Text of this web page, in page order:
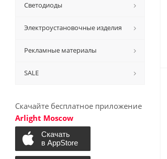
Светодиоды
Электроустановочные изделия
Рекламные материалы
SALE
Скачайте бесплатное приложение
Arlight Moscow